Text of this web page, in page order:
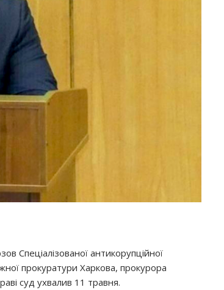
Спеціалізованої антикорупційної
прокуратури Харкова, прокурора
суд ухвалив 11 травня.